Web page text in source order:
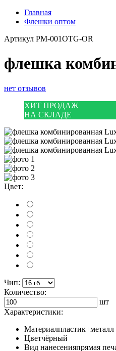
Главная
Флешки оптом
Артикул PM-001OTG-OR
флешка
нет отзывов
ХИТ ПРОДАЖ
НА СКЛАДЕ
Цвет:
Чип:
Количество:
шт
Характеристики:
Материалпластик+металл
Цветчёрный
Вид нанесенияпрямая